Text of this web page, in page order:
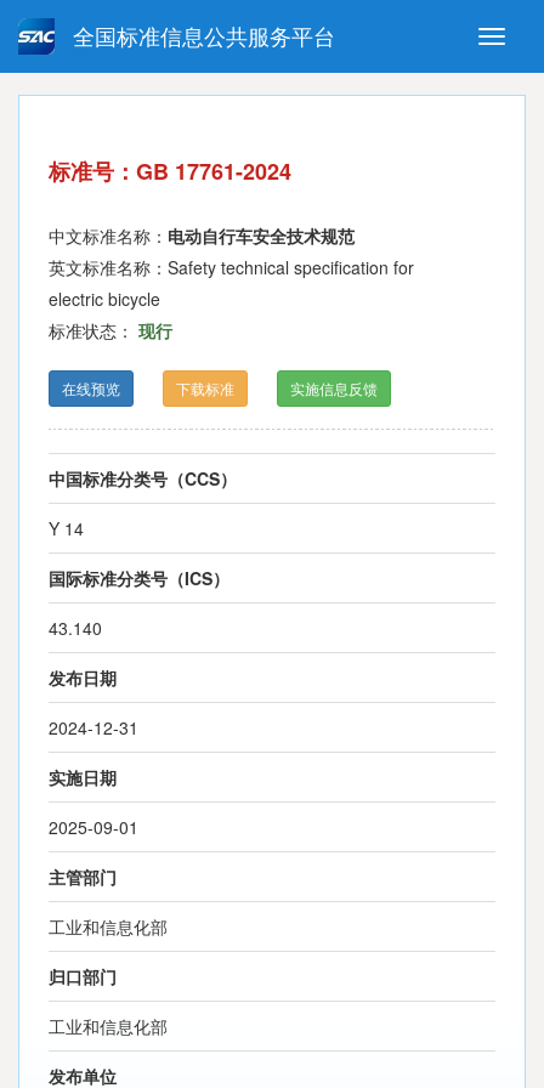
Toggle
全国标准信息公共服务平台
强制性国家标准 推荐性国家标准
指导性技术文件
标准号：GB 17761-2024
中文标准名称： 电动自行车安全技术规范
英文标准名称：Safety technical specification for
electric bicycle
标准状态： 现行
在线预览 下载标准 实施信息反馈
中国标准分类号（CCS）
Y 14
国际标准分类号（ICS）
43.140
发布日期
2024-12-31
实施日期
2025-09-01
主管部门
工业和信息化部
归口部门
工业和信息化部
发布单位